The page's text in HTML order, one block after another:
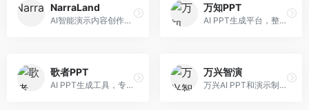
NarraLand
AI智能演示内容创作平台，专注于叙事演示。面向内容创作者，提供故事创作、演示生成、动画设计等服务，演示内容生动有趣。
万知PPT
AI PPT生成平台，整合知识库与创作功能。面向职场人士，支持内容检索、PPT生成、设计优化等服务，知识整合能力强。
歌者PPT
AI PPT生成工具，专注于演示文稿智能创作。面向职场人士，支持主题输入、内容生成、设计美化等功能，PPT制作效率高。
万兴智演
万兴AI PPT和演示制作软件，整合视频演示功能。面向职场人士和教育工作者，提供PPT生成、演示录制、视频制作等服务，演示功能完善。